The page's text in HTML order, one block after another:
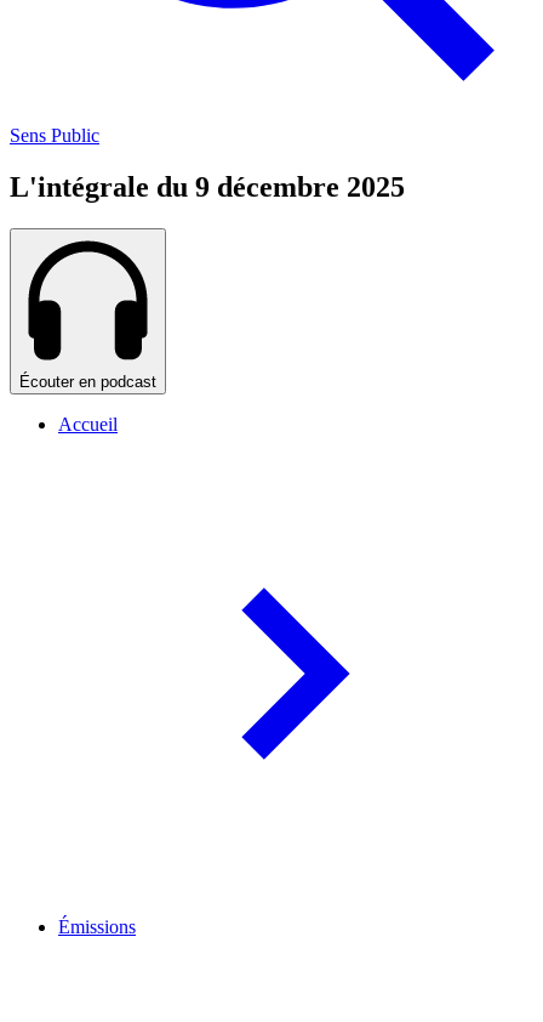
Sens Public
L'intégrale du 9 décembre 2025
Écouter en podcast
Accueil
Émissions